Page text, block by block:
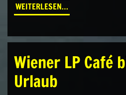
WEITERLESEN…FROM
Wiener LP Café
Urlaub